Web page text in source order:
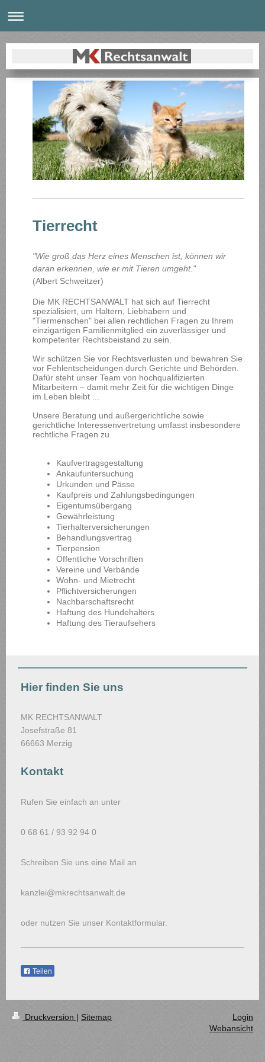
Tierrecht
"Wie groß das Herz eines Menschen ist, können wir
daran erkennen, wie er mit Tieren umgeht."
(Albert Schweitzer)
Die MK RECHTSANWALT hat sich auf Tierrecht
spezialisiert, um Haltern, Liebhabern und
"Tiermenschen" bei allen rechtlichen Fragen zu Ihrem
einzigartigen Familienmitglied ein zuverlässiger und
kompetenter Rechtsbeistand zu sein.
Wir schützen Sie vor Rechtsverlusten und bewahren Sie
vor Fehlentscheidungen durch Gerichte und Behörden.
Dafür steht unser Team von hochqualifizierten
Mitarbeitern – damit mehr Zeit für die wichtigen Dinge
im Leben bleibt ...
Unsere Beratung und außergerichtliche sowie
gerichtliche Interessenvertretung umfasst insbesondere
rechtliche Fragen zu
Kaufvertragsgestaltung
Ankaufuntersuchung
Urkunden und Pässe
Kaufpreis und Zahlungsbedingungen
Eigentumsübergang
Gewährleistung
Tierhalterversicherungen
Behandlungsvertrag
Tierpension
Öffentliche Vorschriften
Vereine und Verbände
Wohn- und Mietrecht
Pflichtversicherungen
Nachbarschaftsrecht
Haftung des Hundehalters
Haftung des Tieraufsehers
Hier finden Sie uns
MK RECHTSANWALT
Josefstraße 81
66663 Merzig
Kontakt
Rufen Sie einfach an unter
0 68 61 / 93 92 94 0
Schreiben Sie uns eine Mail an
kanzlei@mkrechtsanwalt.de
oder nutzen Sie unser Kontaktformular.
Teilen
Druckversion | Sitemap
Login
Webansicht